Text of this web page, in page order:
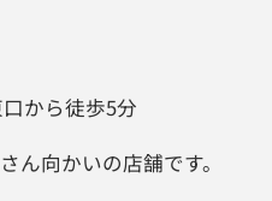
から徒歩5分
ん向かいの店舗です。